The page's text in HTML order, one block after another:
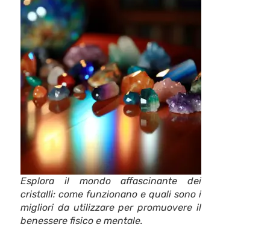
Esplora il mondo affascinante dei
cristalli: come funzionano e quali sono i
migliori da utilizzare per promuovere il
benessere fisico e mentale.